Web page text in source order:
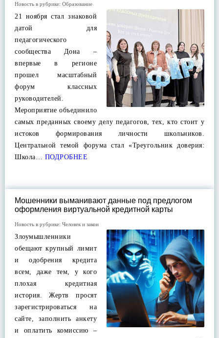
Новость в рубрике: Образование
21 ноября стал знаковой
датой для
педагогического
сообщества Дона –
впервые в регионе
прошел масштабный
форум классных
руководителей.
Мероприятие объединило
самых преданных своему делу педагогов, тех, кто стоит у
истоков формирования личности школьников.
Центральной темой форума стал «Треугольник доверия:
Школа… ПОДРОБНЕЕ
Мошенники выманивают данные под предлогом
оформления виртуальной кредитной карты
Новость в рубрике: Человек и закон
Злоумышленники
обещают крупный лимит
и одобрения кредита
всем, даже тем, у кого
плохая кредитная
история. Жертв просят
зарегистрироваться на
сайте, заполнить анкету
и оплатить комиссию –